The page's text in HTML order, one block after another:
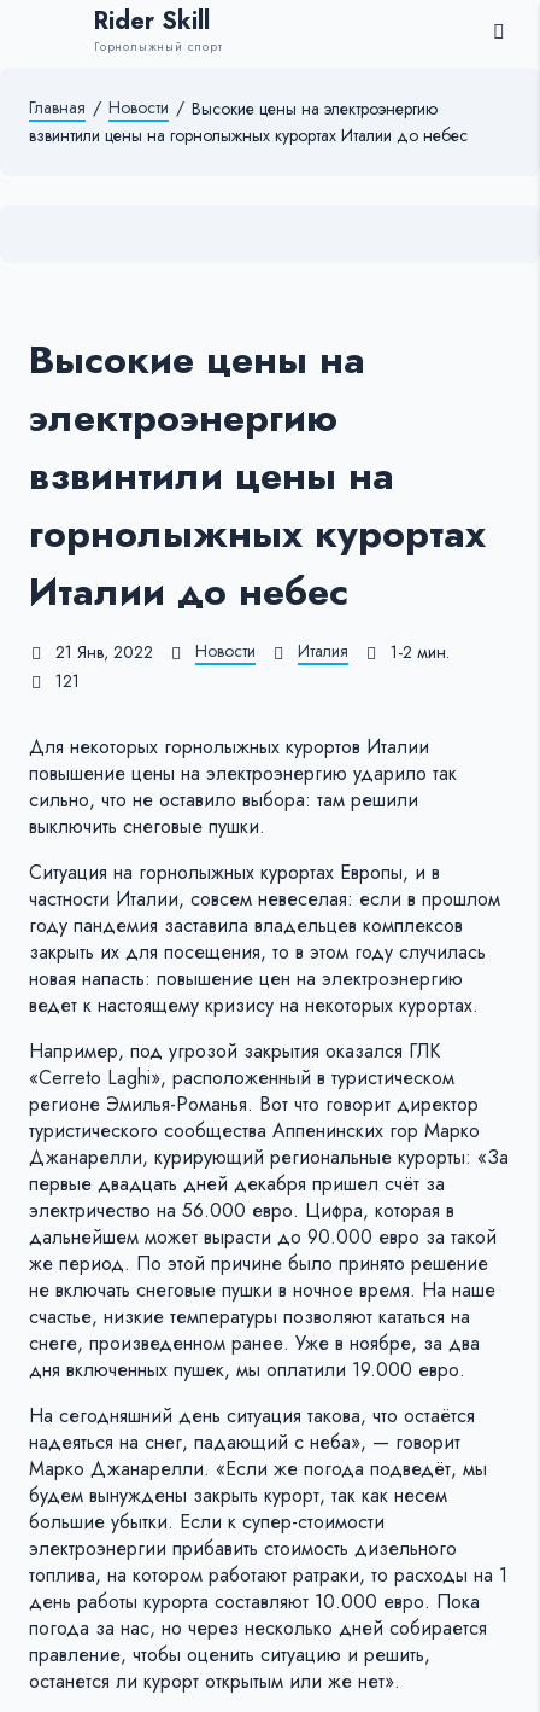
Rider Skill
Горнолыжный спорт
Главная / Новости / Высокие цены на электроэнергию
взвинтили цены на горнолыжных курортах Италии до небес
Высокие цены на
электроэнергию
взвинтили цены на
горнолыжных курортах
Италии до небес
21 Янв, 2022 Новости Италия
1-2 мин.
121
Для некоторых горнолыжных курортов Италии
повышение цены на электроэнергию ударило так
сильно, что не оставило выбора: там решили
выключить снеговые пушки.
Ситуация на горнолыжных курортах Европы, и в
частности Италии, совсем невеселая: если в прошлом
году пандемия заставила владельцев комплексов
закрыть их для посещения, то в этом году случилась
новая напасть: повышение цен на электроэнергию
ведет к настоящему кризису на некоторых курортах.
Например, под угрозой закрытия оказался ГЛК
«Cerreto Laghi», расположенный в туристическом
регионе Эмилья-Романья. Вот что говорит директор
туристического сообщества Аппенинских гор Марко
Джанарелли, курирующий региональные курорты: «За
первые двадцать дней декабря пришел счёт за
электричество на 56.000 евро. Цифра, которая в
дальнейшем может вырасти до 90.000 евро за такой
же период. По этой причине было принято решение
не включать снеговые пушки в ночное время. На наше
счастье, низкие температуры позволяют кататься на
снеге, произведенном ранее. Уже в ноябре, за два
дня включенных пушек, мы оплатили 19.000 евро.
На сегодняшний день ситуация такова, что остаётся
надеяться на снег, падающий с неба», — говорит
Марко Джанарелли. «Если же погода подведёт, мы
будем вынуждены закрыть курорт, так как несем
большие убытки. Если к супер-стоимости
электроэнергии прибавить стоимость дизельного
топлива, на котором работают ратраки, то расходы на 1
день работы курорта составляют 10.000 евро. Пока
погода за нас, но через несколько дней собирается
правление, чтобы оценить ситуацию и решить,
останется ли курорт открытым или же нет».